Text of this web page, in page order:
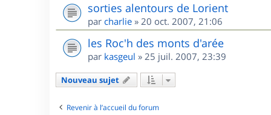
sorties alentours de Lorient
par charlie » 20 oct. 2007, 21:06
les Roc'h des monts d'arée
par kasgeul » 25 juil. 2007, 23:39
Nouveau sujet
Revenir à l’accueil du forum